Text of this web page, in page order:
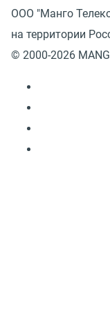
ООО "Манго
на территории
© 2000-2026